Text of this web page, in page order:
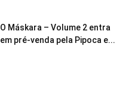
O Máskara – Volume 2 entra
em pré-venda pela Pipoca e...